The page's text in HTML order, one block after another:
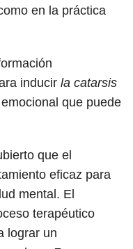
en la práctica
inducir la catarsis
que puede
que el
eficaz para
mental. El
terapéutico
lograr un